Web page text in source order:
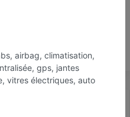
Save
airbag, climatisation,
gps, jantes
vitres électriques, auto